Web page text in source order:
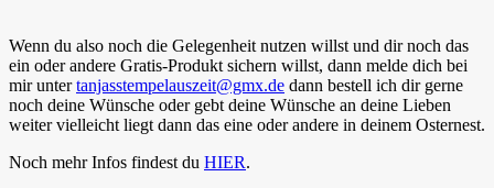
Wenn du also noch die Gelegenheit nutzen willst und dir noch das
ein oder andere Gratis-Produkt sichern willst, dann melde dich bei
mir untertanjasstempelauszeit@gmx.de dann bestell ich dir gerne
noch deine Wünsche oder gebt deine Wünsche an deine Lieben
weiter vielleicht liegt dann das eine oder andere in deinem Osternest.
Noch mehr Infos findest du HIER.